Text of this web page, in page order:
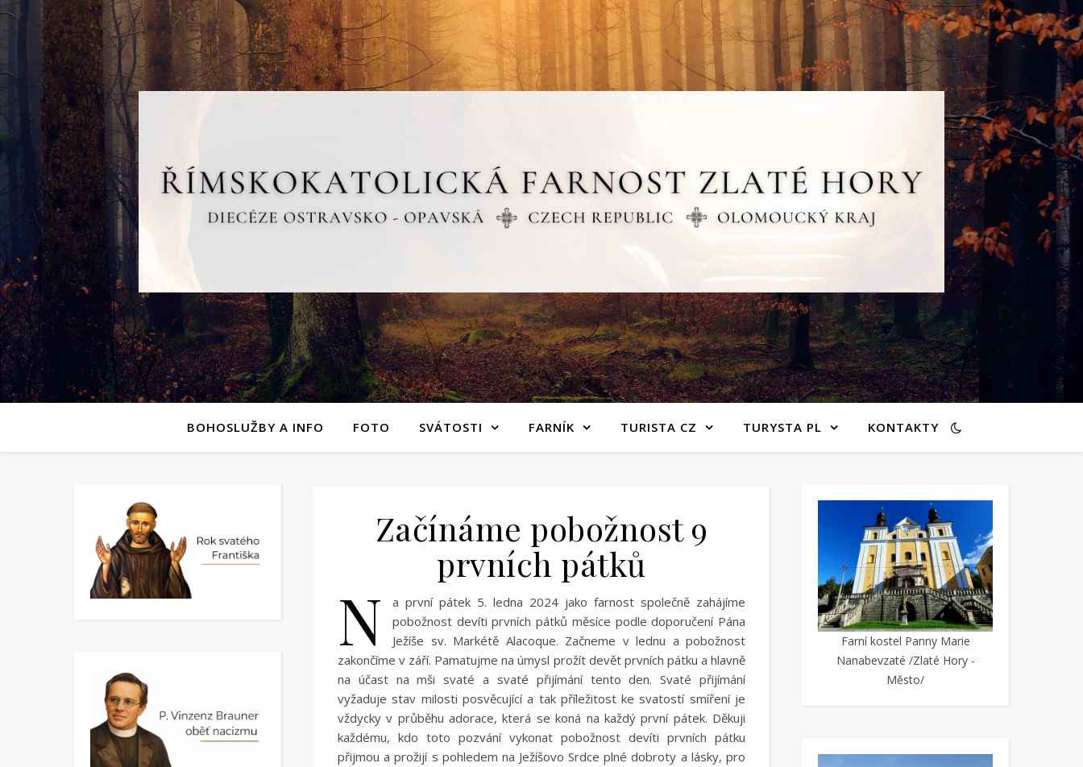
BOHOSLUŽBY A INFO FOTO SVÁTOSTI FARNÍK TURISTA CZ TURYSTA PL KONTAKTY
Začínáme pobožnost 9
prvních pátků
N
a první pátek 5. ledna 2024 jako farnost společně zahájíme
pobožnost devíti prvních pátků měsíce podle doporučení Pána
Ježíše sv. Markétě Alacoque. Začneme v lednu a pobožnost
zakončíme v září. Pamatujme na úmysl prožít devět prvních pátku a hlavně
na účast na mši svaté a svaté přijímání tento den. Svaté přijímání
vyžaduje stav milosti posvěcující a tak příležitost ke svatostí smíření je
vždycky v průběhu adorace, která se koná na každý první pátek. Děkuji
každému, kdo toto pozvání vykonat pobožnost devíti prvních pátku
přijmou a prožijí s pohledem na Ježíšovo Srdce plné dobroty a lásky, pro
Farní kostel Panny Marie
Nanabevzaté /Zlaté Hory -
Město/